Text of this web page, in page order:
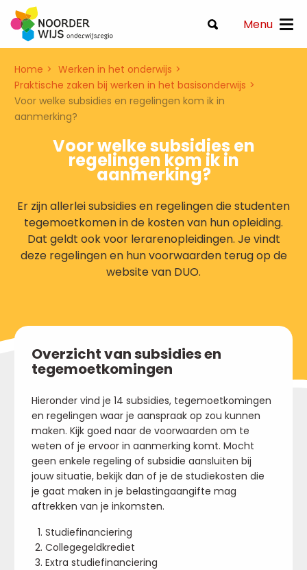
Menu
Home
Werken in het onderwijs
Praktische zaken bij werken in het basisonderwijs
Voor welke subsidies en regelingen kom ik in
aanmerking?
Voor welke subsidies en
regelingen kom ik in
aanmerking?
Er zijn allerlei subsidies en regelingen die studenten
tegemoetkomen in de kosten van hun opleiding.
Dat geldt ook voor lerarenopleidingen. Je vindt
deze regelingen en hun voorwaarden terug op de
website van DUO.
Overzicht van subsidies en
tegemoetkomingen
Hieronder vind je 14 subsidies, tegemoetkomingen
en regelingen waar je aanspraak op zou kunnen
maken. Kijk goed naar de voorwaarden om te
weten of je ervoor in aanmerking komt. Mocht
geen enkele regeling of subsidie aansluiten bij
jouw situatie, bekijk dan of je de studiekosten die
je gaat maken in je belastingaangifte mag
aftrekken van je inkomsten.
Studiefinanciering
Collegegeldkrediet
Extra studiefinanciering